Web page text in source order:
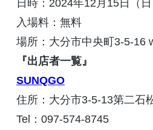
日時： 2024年12月 15日（日
入場料：無料
場所：大分市中央町 3-5-16
『出店者一覧』
SUNQGO
住所：大分市3-5-13第二石
Tel ： 097-574-8745